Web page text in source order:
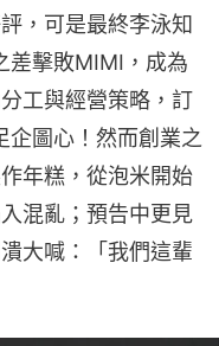
，可是最終李泳知
差擊敗MIMI，成為
工與經營策略，訂
企圖心！然而創業之
年糕，從泡米開始
混亂；預告中更見
大喊：「我們這輩